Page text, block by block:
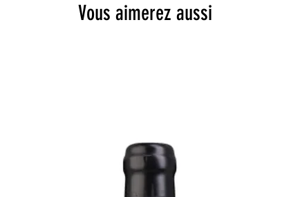
Vous aimerez aussi